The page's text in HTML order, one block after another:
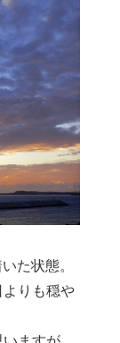
た状態。
りも穏や